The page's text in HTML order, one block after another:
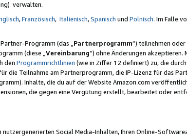
verwalten.
,Französisch, Italienisch,Spanisch und Polnisch. Im Falle
Programm (das „Partnerprogramm“) teilnehmen
(diese „Vereinbarung“) ohne Änderungen
den Programmrichtlinien (wie in Ziffer 12 definiert) zu, die
die Teilnahme am Partnerprogramm, die IP-Lizenz für das
Inhalte, die du auf der Website Amazon.com
die gegen eine Vergütung erstellt, bearbeitet oder
nutzergenerierten Social Media-Inhalten, Ihren Online-